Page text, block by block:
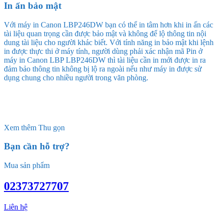
In ấn bảo mật
Với máy in Canon LBP246DW bạn có thể in tâm hơn khi in ấn các
tài liệu quan trọng cần được bảo mật và không để lộ thông tin nội
dung tài liệu cho người khác biết. Với tính năng in bảo mật khi lệnh
in được thực thi ở máy tính, người dùng phải xác nhận mã Pin ở
máy in Canon LBP LBP246DW thì tài liệu cần in mới được in ra
đảm bảo thông tin không bị lộ ra ngoài nếu như máy in được sử
dụng chung cho nhiều người trong văn phòng.
Xem thêm Thu gọn
Bạn cần hỗ trợ?
Mua sản phẩm
02373727707
Liên hệ